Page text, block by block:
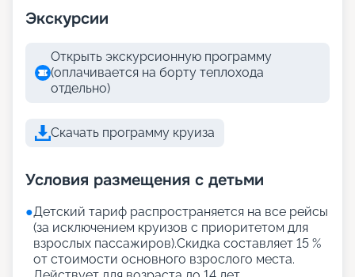
Экскурсии
Открыть экскурсионную программу
(оплачивается на борту теплохода
отдельно)
Скачать программу круиза
Условия размещения с детьми
●Детский тариф распространяется на все рейсы
(за исключением круизов с приоритетом для
взрослых пассажиров).Скидка составляет 15 %
от стоимости основного взрослого места.